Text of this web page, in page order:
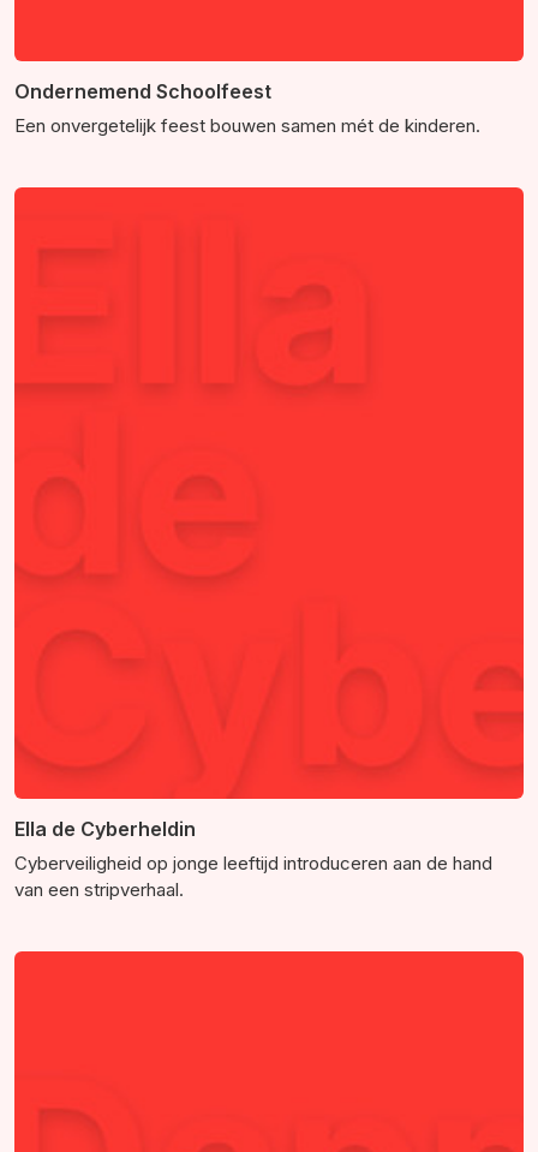
Ondernemend Schoolfeest
Een onvergetelijk feest bouwen samen mét de kinderen.
Ella de Cyberheldin
Cyberveiligheid op jonge leeftijd introduceren aan de hand
van een stripverhaal.